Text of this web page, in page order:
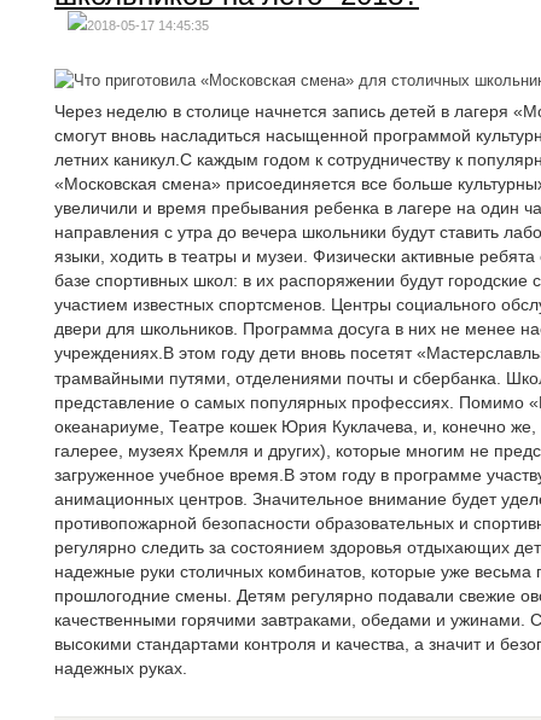
2018-05-17 14:45:35
Через неделю в столице начнется запись детей в лагеря
смогут вновь насладиться насыщенной программой
летних каникул.С каждым годом к сотрудничеству к
«Московская смена» присоединяется все больше
увеличили и время пребывания ребенка в лагере на один
направления с утра до вечера школьники будут ставить
языки, ходить в театры и музеи. Физически активные
базе спортивных школ: в их распоряжении будут
участием известных спортсменов. Центры социального
двери для школьников. Программа досуга в них не менее
учреждениях. В этом году дети вновь посетят
трамвайными путями, отделениями почты и сбербанка.
представление о самых популярных профессиях. Помимо
океанариуме, Театре кошек Юрия Куклачева, и, конечно же,
галерее, музеях Кремля и других), которые многим не
загруженное учебное время.В этом году в программе
анимационных центров. Значительное внимание будет
противопожарной безопасности образовательных и
регулярно следить за состоянием здоровья отдыхающих
надежные руки столичных комбинатов, которые уже
прошлогодние смены. Детям регулярно подавали свежие
качественными горячими завтраками, обедами и ужинами.
высокими стандартами контроля и качества, а значит и
надежных руках.